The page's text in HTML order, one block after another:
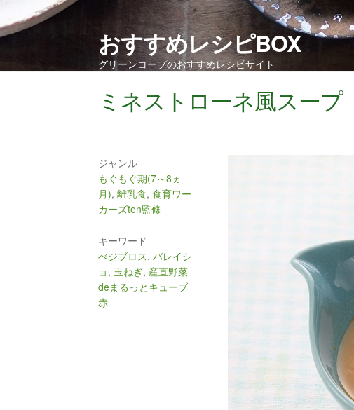
おすすめレシピBOX
グリーンコープのおすすめレシピサイト
ミネストローネ風スープ
ジャンル
もぐもぐ期(7～8ヵ
月),離乳食,食育ワー
カーズten監修
キーワード
べジブロス,バレイシ
ョ , 玉ねぎ, 産直野菜
deまるっとキューブ
赤